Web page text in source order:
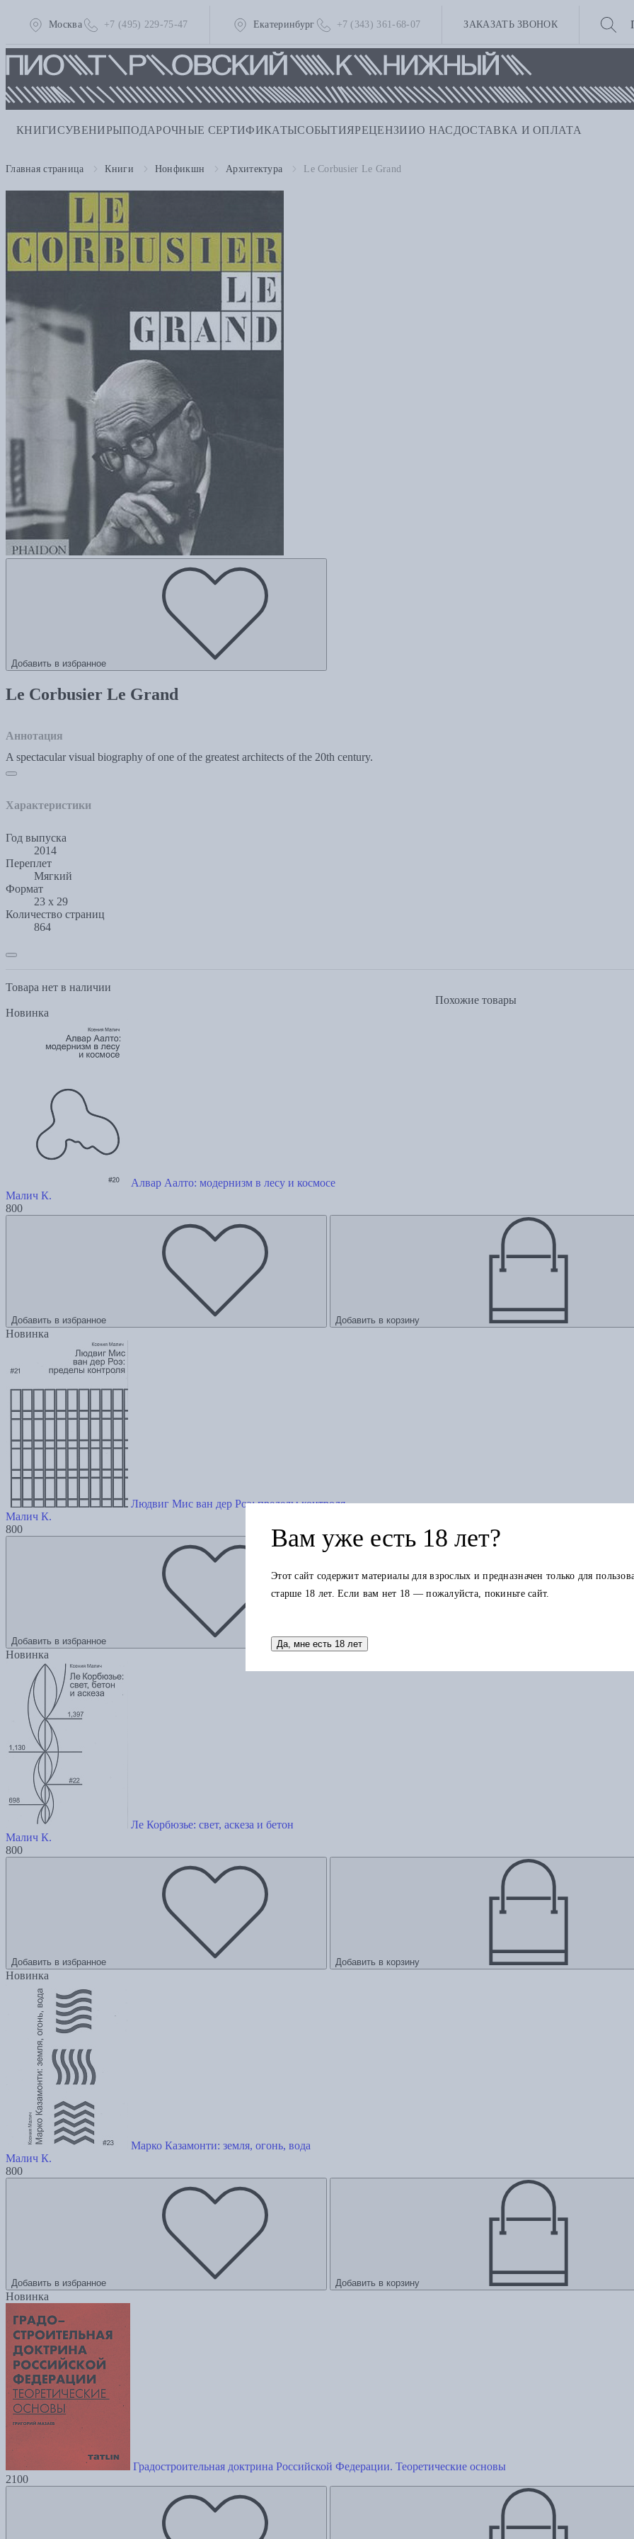
Москва +7 (495) 229-75-47 Екатеринбург +7 (343) 361-68-07 ЗАКАЗАТЬ ЗВОНОК
КНИГИСУВЕНИРЫПОДАРОЧНЫЕ СЕРТИФИКАТЫСОБЫТИЯРЕЦЕНЗИИО НАС ДОСТАВКА И ОПЛАТА
Главная страница Книги Нонфикшн Архитектура Le Corbusier Le Grand
Добавить в избранное
Le Corbusier Le Grand
Аннотация
A spectacular visual biography of one of the greatest architects of the 20th century.
Характеристики
Год выпуска
2014
Переплет
Мягкий
Формат
23 х 29
Количество страниц
864
Товара нет в наличии
Похожие товары
Новинка
Алвар Аалто: модернизм в лесу и космосе
Малич К.
800
Добавить в избранное Добавить в корзину
Новинка
Людвиг Мис ван дер Роэ: пределы контроля
Малич К.
800
Добавить в избранное Добавить в корзину
Новинка
Ле Корбюзье: свет, аскеза и бетон
Малич К.
800
Добавить в избранное Добавить в корзину
Новинка
Марко Казамонти: земля, огонь, вода
Малич К.
800
Добавить в избранное Добавить в корзину
Новинка
Градостроительная доктрина Российской Федерации. Теоретические основы
2100
Вам уже есть 18 лет?
Этот сайт содержит материалы для взрослых и предназначен только для
старше 18 лет. Если вам нет 18 — пожалуйста, покиньте сайт.
Да, мне есть 18 лет